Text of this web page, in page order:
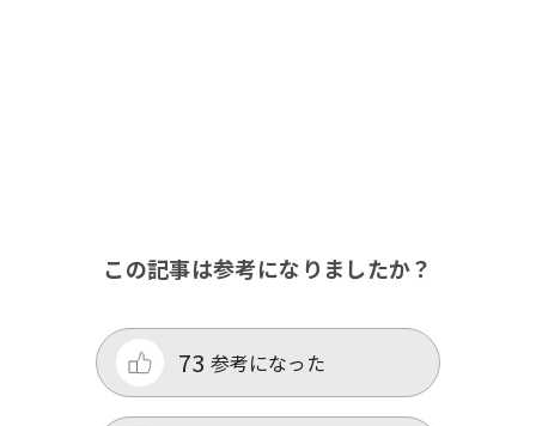
この記事は参考になりましたか？
参考になった
73